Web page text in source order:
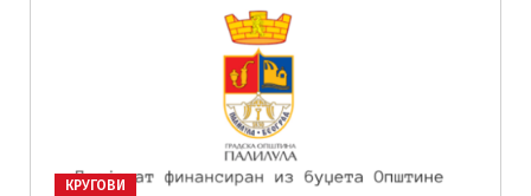
КРУГОВИ